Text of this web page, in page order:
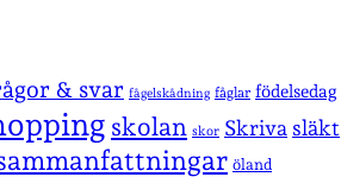
& svar fågelskådning fåglar födelsedag
skolan skor Skriva släkt
öland